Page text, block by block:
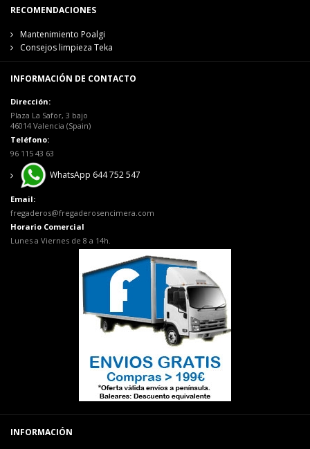
RECOMENDACIONES
Mantenimiento Poalgi
Consejos limpieza Teka
INFORMACIÓN DE CONTACTO
Dirección:
Plaza La Safor, 3 bajo
46014 Valencia (Spain)
Teléfono:
96 115 43 63
WhatsApp 644 752 547
Email:
fregaderos@fregaderosencimera.com
Horario Comercial
Lunes a Viernes de 8 a 14h.
INFORMACIÓN